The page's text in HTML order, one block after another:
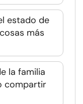
estado de
más
la familia
compartir